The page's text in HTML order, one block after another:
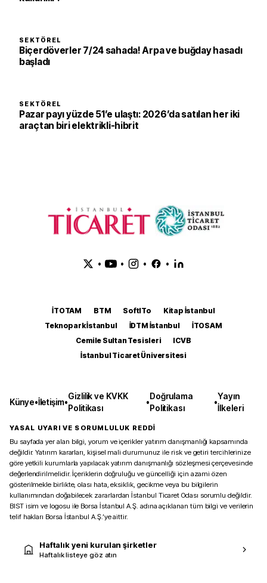
SEKTÖREL
Biçerdöverler 7/24 sahada! Arpa ve buğday hasadı
başladı
SEKTÖREL
Pazar payı yüzde 51’e ulaştı: 2026’da satılan her iki
araçtan biri elektrikli-hibrit
• • • •
İTOTAM BTM SoftITo
Kitap İstanbul
Teknopark İstanbul
İDTM İstanbul
İTOSAM
Cemile Sultan Tesisleri
ICVB
İstanbul Ticaret Üniversitesi
Künye•İletişim•
Gizlilik ve KVKK
Politikası
•
Doğrulama
Politikası
•
Yayın
İlkeleri
YASAL UYARI VE SORUMLULUK REDDİ
Bu sayfada yer alan bilgi, yorum ve içerikler yatırım danışmanlığı kapsamında
değildir. Yatırım kararları, kişisel mali durumunuz ile risk ve getiri tercihlerinize
göre yetkili kurumlarla yapılacak yatırım danışmanlığı sözleşmesi çerçevesinde
değerlendirilmelidir. İçeriklerin doğruluğu ve güncelliği için azami özen
gösterilmekle birlikte, olası hata, eksiklik, gecikme veya bu bilgilerin
kullanımından doğabilecek zararlardan İstanbul Ticaret Odası sorumlu değildir.
BIST isim ve logosu ile Borsa İstanbul A.Ş. adına açıklanan tüm bilgi ve verilerin
telif hakları Borsa İstanbul A.Ş.’ye aittir.
Haftalık yeni kurulan şirketler
Haftalık listeye göz atın